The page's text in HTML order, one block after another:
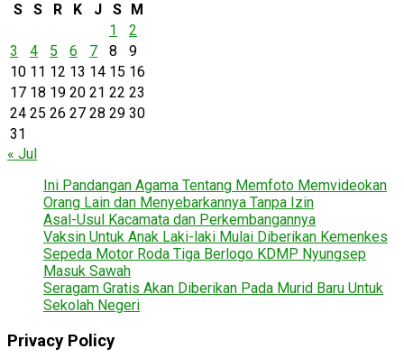
S
S R K J S
M
1
2
3
4 5 6 7 8
9
10 11 12 13 14 15 16
17 18 19 20 21 22 23
24 25 26 27 28 29 30
31
« Jul
Ini Pandangan Agama Tentang Memfoto Memvideokan
Orang Lain dan Menyebarkannya Tanpa Izin
Asal-Usul Kacamata dan Perkembangannya
Vaksin Untuk Anak Laki-laki Mulai Diberikan Kemenkes
Sepeda Motor Roda Tiga Berlogo KDMP Nyungsep
Masuk Sawah
Seragam Gratis Akan Diberikan Pada Murid Baru Untuk
Sekolah Negeri
Privacy Policy